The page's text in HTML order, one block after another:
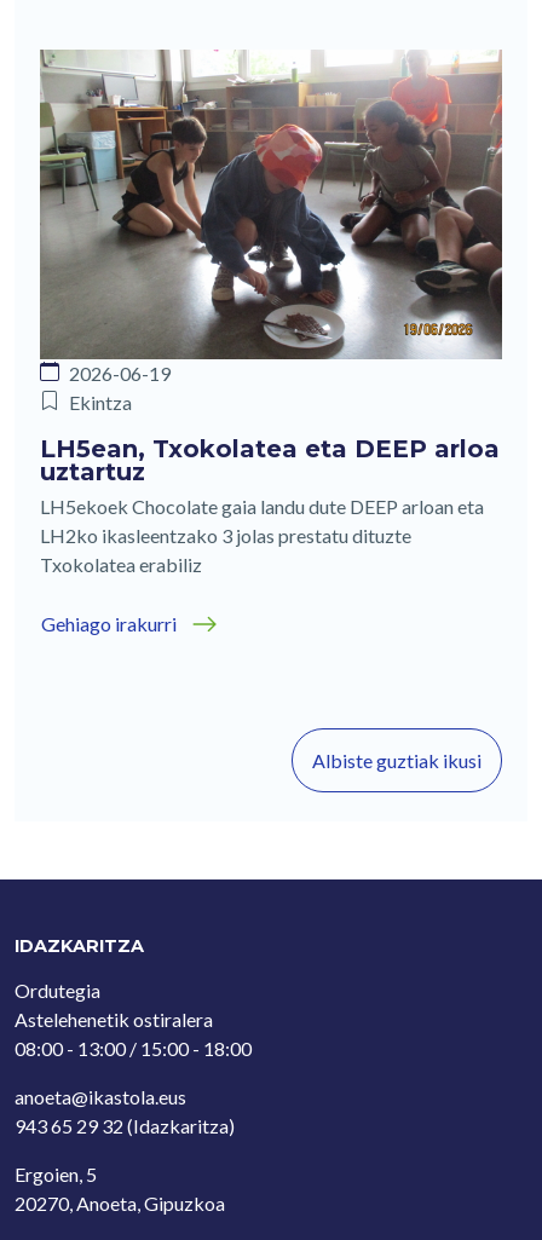
2026-06-19
Ekintza
LH5ean, Txokolatea eta DEEP arloa
uztartuz
LH5ekoek Chocolate gaia landu dute DEEP arloan eta
LH2ko ikasleentzako 3 jolas prestatu dituzte
Txokolatea erabiliz
Gehiago irakurri
Albiste guztiak ikusi
IDAZKARITZA
Ordutegia
Astelehenetik ostiralera
08:00 - 13:00 / 15:00 - 18:00
anoeta@ikastola.eus
943 65 29 32 (Idazkaritza)
Ergoien, 5
20270, Anoeta, Gipuzkoa